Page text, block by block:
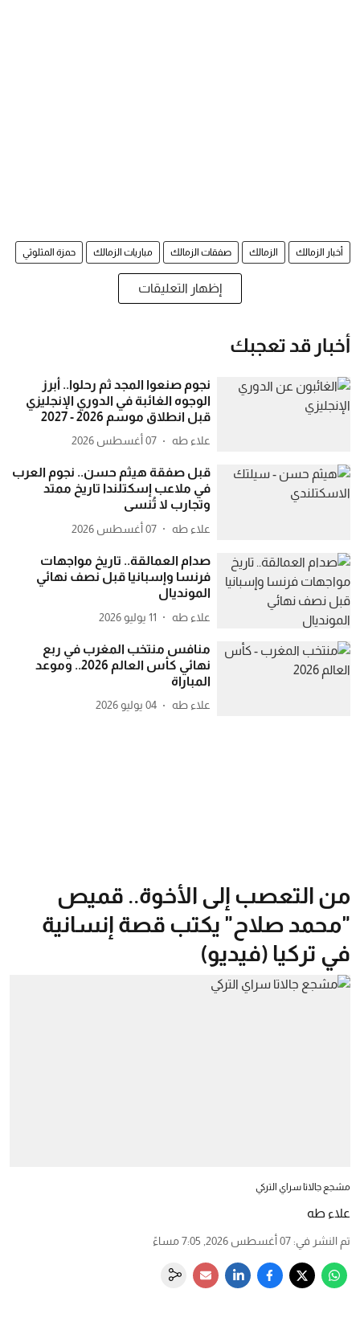
أخبار الزمالك الزمالك صفقات الزمالك مباريات الزمالك حمزة المثلوثي
إظهار التعليقات
أخبار قد تعجبك
نجوم صنعوا المجد ثم رحلوا.. أبرز
الوجوه الغائبة في الدوري الإنجليزي
قبل انطلاق موسم 2026 - 2027
علاء طه 07 أغسطس 2026
قبل صفقة هيثم حسن.. نجوم العرب
في ملاعب إسكتلندا تاريخ ممتد
وتجارب لا تُنسى
علاء طه 07 أغسطس 2026
صدام العمالقة.. تاريخ مواجهات
فرنسا وإسبانيا قبل نصف نهائي
المونديال
علاء طه 11 يوليو 2026
منافس منتخب المغرب في ربع
نهائي كأس العالم 2026.. وموعد
المباراة
علاء طه 04 يوليو 2026
من التعصب إلى الأخوة.. قميص
"محمد صلاح" يكتب قصة إنسانية
في تركيا (فيديو)
مشجع جالاتا سراي التركي
علاء طه
تم النشر في: 07 أغسطس 2026, 7:05 مساءً